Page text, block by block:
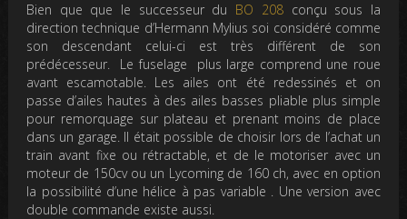
Bien que que le successeur du BO 208conçu sous la
direction technique d’Hermann Mylius soi considéré comme
son descendant celui-ci est très différent de son
prédécesseur. Le fuselage plus large comprend une roue
avant escamotable. Les ailes ont été redessinés et on
passe d’ailes hautes à des ailes basses pliable plus simple
pour remorquage sur plateau et prenant moins de place
dans un garage. Il était possible de choisir lors de l’achat un
train avant fixe ou rétractable, et de le motoriser avec un
moteur de 150cv ou un Lycoming de 160 ch, avec en option
la possibilité d’une hélice à pas variable . Une version avec
double commande existe aussi.